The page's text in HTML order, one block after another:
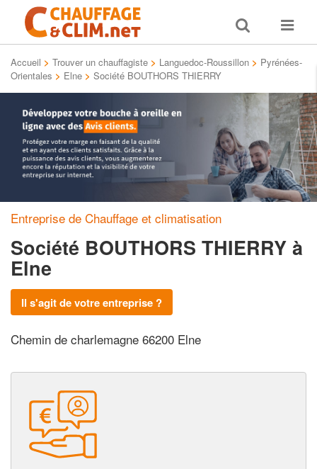
Toggle
search
Toggle
Accueil > Trouver un chauffagiste > Languedoc-Roussillon > Pyrénées-
Orientales > Elne > Société BOUTHORS THIERRY
Entreprise de Chauffage et climatisation
Société BOUTHORS THIERRY à
Elne
Il s'agit de votre entreprise ?
Chemin de charlemagne 66200 Elne